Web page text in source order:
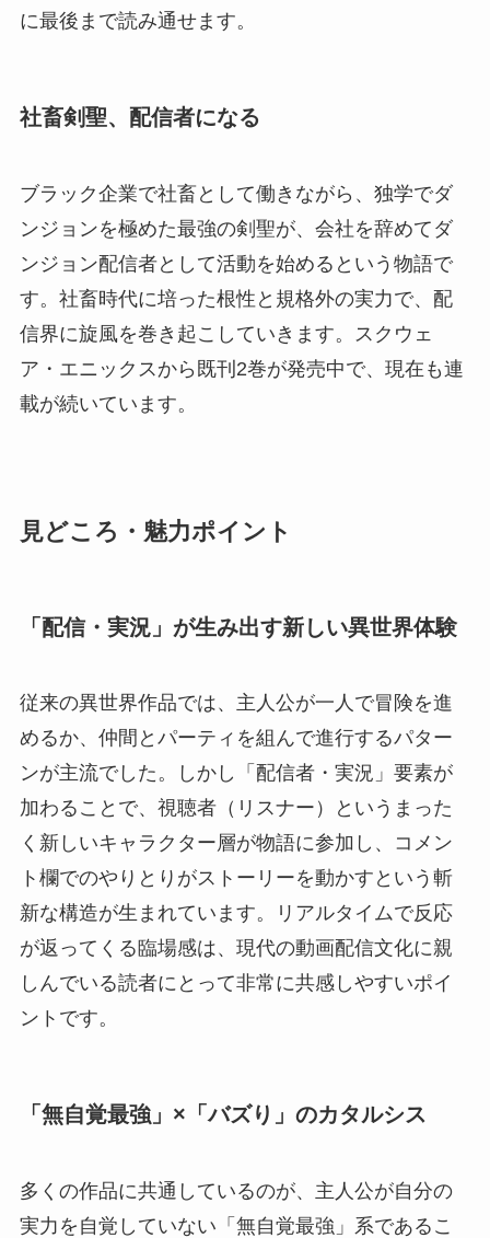
に最後まで読み通せます。
社畜剣聖、配信者になる
ブラック企業で社畜として働きながら、独学でダ
ンジョンを極めた最強の剣聖が、会社を辞めてダ
ンジョン配信者として活動を始めるという物語で
す。社畜時代に培った根性と規格外の実力で、配
信界に旋風を巻き起こしていきます。スクウェ
ア・エニックスから既刊2巻が発売中で、現在も連
載が続いています。
見どころ・魅力ポイント
「配信・実況」が生み出す新しい異世界体験
従来の異世界作品では、主人公が一人で冒険を進
めるか、仲間とパーティを組んで進行するパター
ンが主流でした。しかし「配信者・実況」要素が
加わることで、視聴者（リスナー）というまった
く新しいキャラクター層が物語に参加し、コメン
ト欄でのやりとりがストーリーを動かすという斬
新な構造が生まれています。リアルタイムで反応
が返ってくる臨場感は、現代の動画配信文化に親
しんでいる読者にとって非常に共感しやすいポイ
ントです。
「無自覚最強」×「バズり」のカタルシス
多くの作品に共通しているのが、主人公が自分の
実力を自覚していない「無自覚最強」系であるこ